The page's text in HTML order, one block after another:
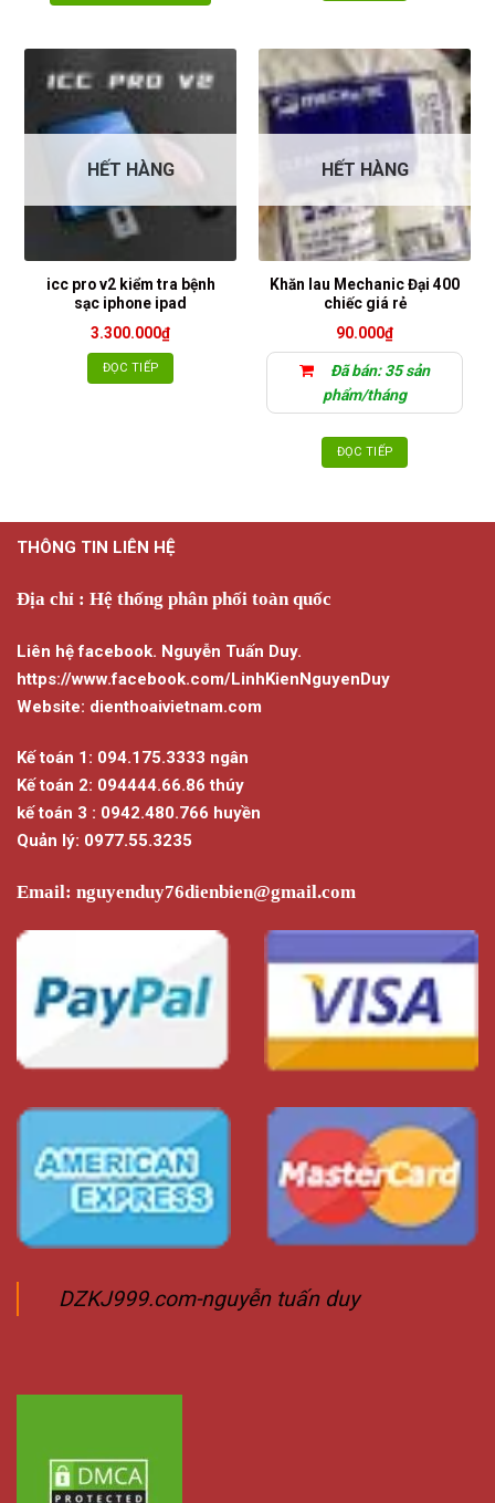
HẾT HÀNG
icc pro v2 kiểm tra bệnh
sạc iphone ipad
3.300.000₫
ĐỌC TIẾP
HẾT HÀNG
Khăn lau Mechanic Đại 400
chiếc giá rẻ
90.000₫
Đã bán: 35 sản
phẩm/tháng
ĐỌC TIẾP
THÔNG TIN LIÊN HỆ
Địa chỉ : Hệ thống phân phối toàn quốc
Liên hệ facebook. Nguyễn Tuấn Duy.
https://www.facebook.com/LinhKienNguyenDuy
Website: dienthoaivietnam.com
Kế toán 1: 094.175.3333 ngân
Kế toán 2: 094444.66.86 thúy
kế toán 3 : 0942.480.766 huyền
Quản lý: 0977.55.3235
Email: nguyenduy76dienbien@gmail.com
DZKJ999.com-nguyễn tuấn duy